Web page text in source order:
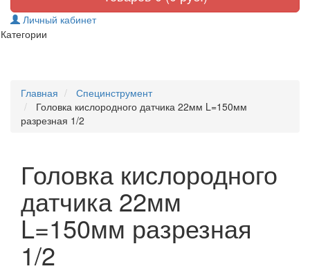
Личный кабинет
Категории
Главная
Специнструмент
Головка кислородного датчика 22мм L=150мм
разрезная 1/2
Головка кислородного
датчика 22мм
L=150мм разрезная
1/2